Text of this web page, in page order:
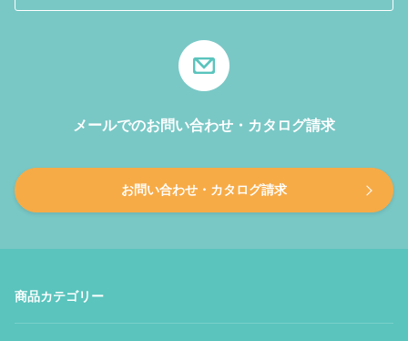
メールでのお問い合わせ・カタログ請求
お問い合わせ・カタログ請求
商品カテゴリー